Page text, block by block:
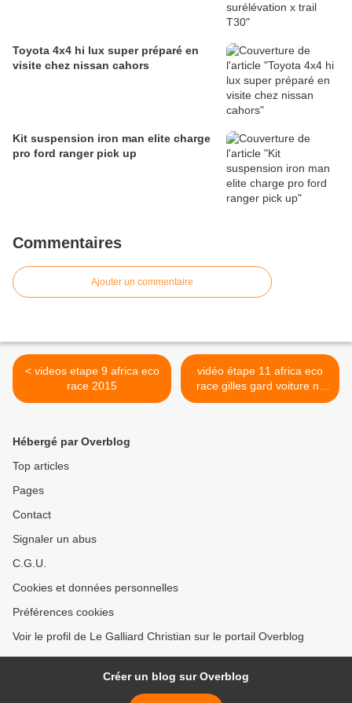
Toyota 4x4 hi lux super préparé en
visite chez nissan cahors
Kit suspension iron man elite charge
pro ford ranger pick up
Commentaires
Ajouter un commentaire
< videos etape 9 africa eco
race 2015
vidéo étape 11 africa eco
race gilles gard voiture n°
223 >
Hébergé par Overblog
Top articles
Pages
Contact
Signaler un abus
C.G.U.
Cookies et données personnelles
Préférences cookies
Voir le profil de Le Galliard Christian sur le portail Overblog
Créer un blog sur Overblog